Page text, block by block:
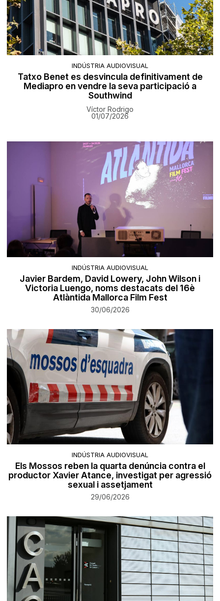
INDÚSTRIA AUDIOVISUAL
Tatxo Benet es desvincula definitivament de
Mediapro en vendre la seva participació a
Southwind
Víctor Rodrigo
01/07/2026
INDÚSTRIA AUDIOVISUAL
Javier Bardem, David Lowery, John Wilson i
Victoria Luengo, noms destacats del 16è
Atlàntida Mallorca Film Fest
30/06/2026
INDÚSTRIA AUDIOVISUAL
Els Mossos reben la quarta denúncia contra el
productor Xavier Atance, investigat per agressió
sexual i assetjament
29/06/2026